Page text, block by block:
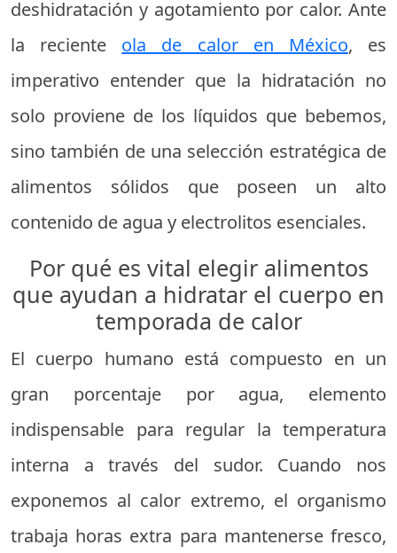
deshidratación y agotamiento por calor. Ante
la reciente ola de calor en México, es
imperativo entender que la hidratación no
solo proviene de los líquidos que bebemos,
sino también de una selección estratégica de
alimentos sólidos que poseen un alto
contenido de agua y electrolitos esenciales.
Por qué es vital elegir alimentos
que ayudan a hidratar el cuerpo en
temporada de calor
El cuerpo humano está compuesto en un
gran porcentaje por agua, elemento
indispensable para regular la temperatura
interna a través del sudor. Cuando nos
exponemos al calor extremo, el organismo
trabaja horas extra para mantenerse fresco,